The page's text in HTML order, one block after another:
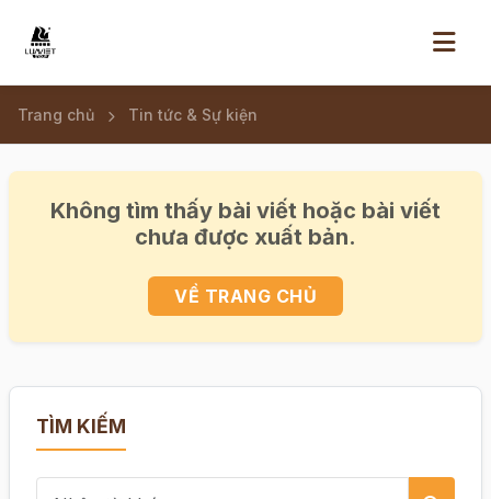
Trang chủ Tin tức & Sự kiện
Không tìm thấy bài viết hoặc bài viết
chưa được xuất bản.
VỀ TRANG CHỦ
TÌM KIẾM